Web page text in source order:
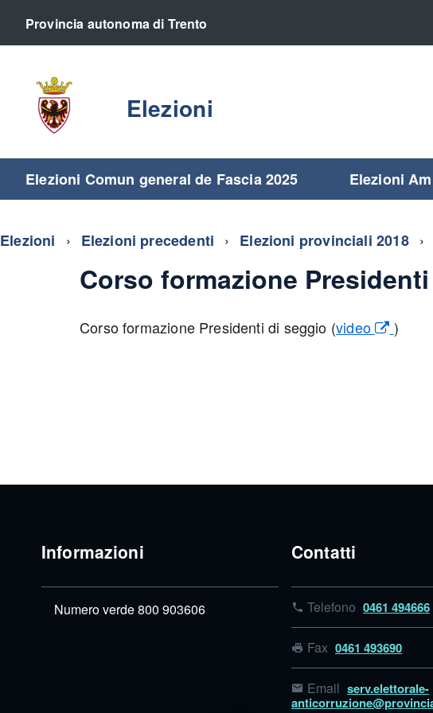
Provincia autonoma di Trento
Elezioni
Elezioni Comun general de Fascia 2025 Elezioni
Elezioni Elezioni precedenti Elezioni provinciali 2018
Corso formazione
Corso formazione Presidenti di seggio (video )
Informazioni
Numero verde 800 903606
Contatti
Telefono 0461 494666
Fax 0461 493690
Email serv.elettorale-